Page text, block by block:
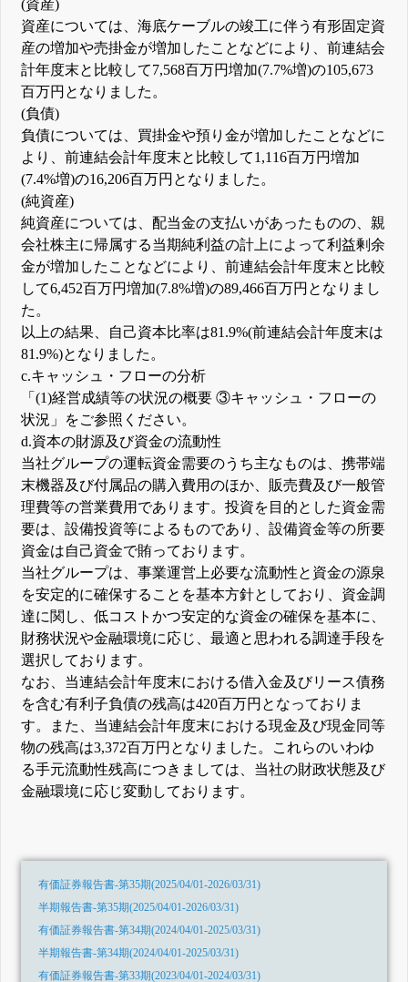
(資産)
資産については、海底ケーブルの竣工に伴う有形固定資
産の増加や売掛金が増加したことなどにより、前連結会
計年度末と比較して7,568百万円増加(7.7%増)の105,673
百万円となりました。
(負債)
負債については、買掛金や預り金が増加したことなどに
より、前連結会計年度末と比較して1,116百万円増加
(7.4%増)の16,206百万円となりました。
(純資産)
純資産については、配当金の支払いがあったものの、親
会社株主に帰属する当期純利益の計上によって利益剰余
金が増加したことなどにより、前連結会計年度末と比較
して6,452百万円増加(7.8%増)の89,466百万円となりまし
た。
以上の結果、自己資本比率は81.9%(前連結会計年度末は
81.9%)となりました。
c.キャッシュ・フローの分析
「(1)経営成績等の状況の概要 ③キャッシュ・フローの
状況」をご参照ください。
d.資本の財源及び資金の流動性
当社グループの運転資金需要のうち主なものは、携帯端
末機器及び付属品の購入費用のほか、販売費及び一般管
理費等の営業費用であります。投資を目的とした資金需
要は、設備投資等によるものであり、設備資金等の所要
資金は自己資金で賄っております。
当社グループは、事業運営上必要な流動性と資金の源泉
を安定的に確保することを基本方針としており、資金調
達に関し、低コストかつ安定的な資金の確保を基本に、
財務状況や金融環境に応じ、最適と思われる調達手段を
選択しております。
なお、当連結会計年度末における借入金及びリース債務
を含む有利子負債の残高は420百万円となっておりま
す。また、当連結会計年度末における現金及び現金同等
物の残高は3,372百万円となりました。これらのいわゆ
る手元流動性残高につきましては、当社の財政状態及び
金融環境に応じ変動しております。
有価証券報告書-第35期(2025/04/01-2026/03/31)
半期報告書-第35期(2025/04/01-2026/03/31)
有価証券報告書-第34期(2024/04/01-2025/03/31)
半期報告書-第34期(2024/04/01-2025/03/31)
有価証券報告書-第33期(2023/04/01-2024/03/31)